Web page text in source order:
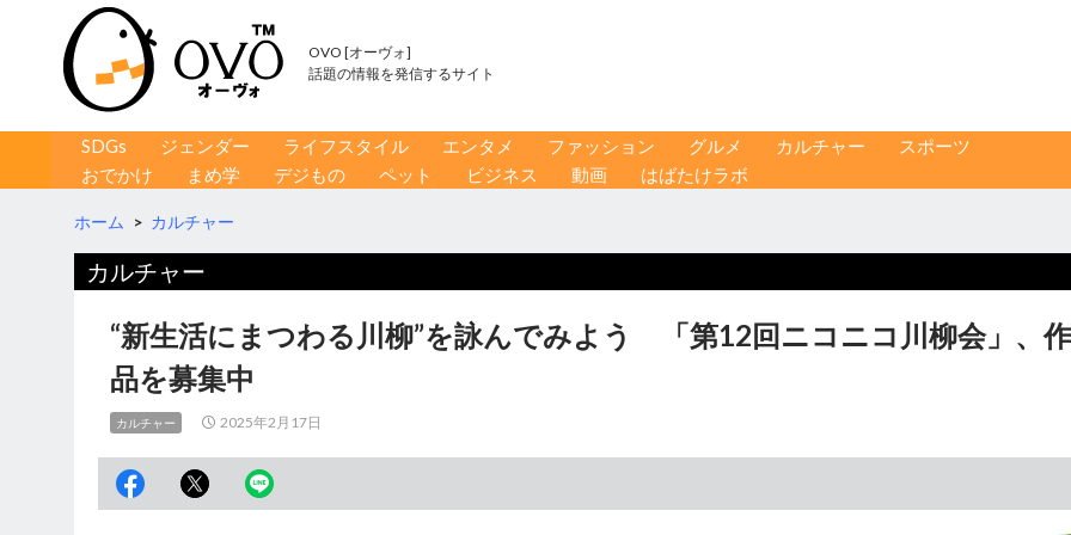
OVO [オーヴォ]
話題の情報を発信するサイト
コンテンツへ移動
SDGs ジェンダー ライフスタイル エンタメ ファッション グルメ カルチャー
スポーツ
おでかけ
まめ学 デジもの ペット ビジネス 動画 はばたけラボ
ホーム > カルチャー
カルチャー
“新生活にまつわる川柳”を詠んでみよう 「第12回ニコニコ川柳会」、作
品を募集中
カルチャー 2025年2月17日